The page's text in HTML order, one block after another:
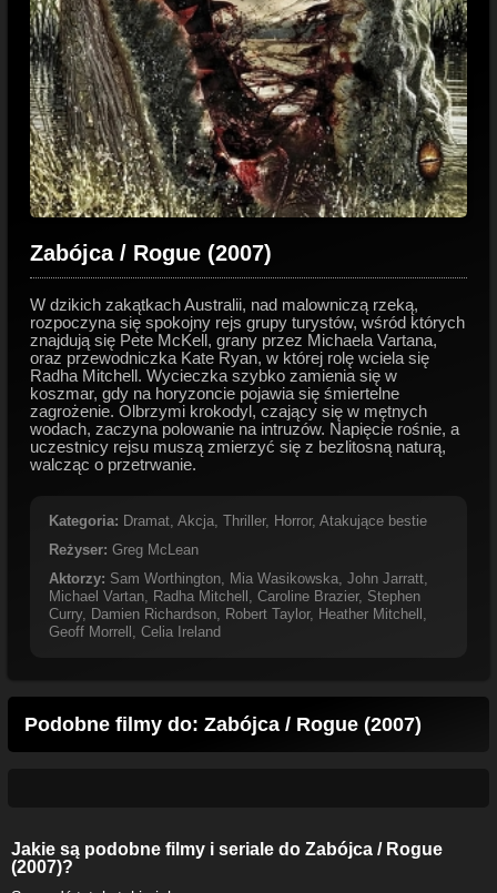
Zabójca / Rogue (2007)
W dzikich zakątkach Australii, nad malowniczą rzeką,
rozpoczyna się spokojny rejs grupy turystów, wśród których
znajdują się Pete McKell, grany przez Michaela Vartana,
oraz przewodniczka Kate Ryan, w której rolę wciela się
Radha Mitchell. Wycieczka szybko zamienia się w
koszmar, gdy na horyzoncie pojawia się śmiertelne
zagrożenie. Olbrzymi krokodyl, czający się w mętnych
wodach, zaczyna polowanie na intruzów. Napięcie rośnie, a
uczestnicy rejsu muszą zmierzyć się z bezlitosną naturą,
walcząc o przetrwanie.
Kategoria: Dramat Akcja Thriller, Horror, Atakujące bestie
Reżyser: Greg McLean
Aktorzy: Sam Worthington Mia Wasikowska John Jarratt
Michael Vartan
Radha Mitchell Caroline Brazier, Stephen
Curry, Damien Richardson Robert Taylor, Heather Mitchell
Geoff Morrell
Celia Ireland
Podobne filmy do: Zabójca / Rogue (2007)
Jakie są podobne filmy i seriale do Zabójca / Rogue
(2007)?